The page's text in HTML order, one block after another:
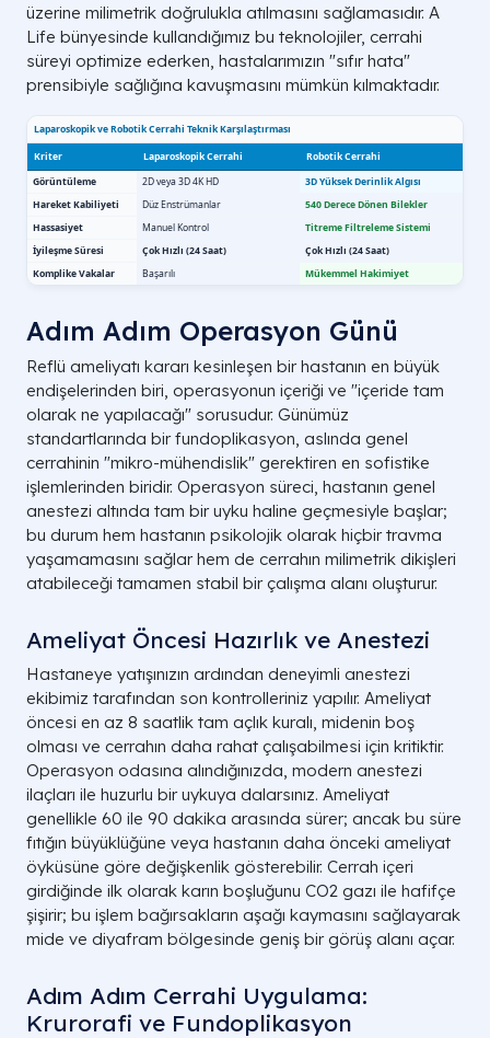
üzerine milimetrik doğrulukla atılmasını sağlamasıdır. A
Life bünyesinde kullandığımız bu teknolojiler, cerrahi
süreyi optimize ederken, hastalarımızın "sıfır hata"
prensibiyle sağlığına kavuşmasını mümkün kılmaktadır.
Adım Adım Operasyon Günü
Reflü ameliyatı kararı kesinleşen bir hastanın en büyük
endişelerinden biri, operasyonun içeriği ve "içeride tam
olarak ne yapılacağı" sorusudur. Günümüz
standartlarında bir fundoplikasyon, aslında genel
cerrahinin "mikro-mühendislik" gerektiren en sofistike
işlemlerinden biridir. Operasyon süreci, hastanın genel
anestezi altında tam bir uyku haline geçmesiyle başlar;
bu durum hem hastanın psikolojik olarak hiçbir travma
yaşamamasını sağlar hem de cerrahın milimetrik dikişleri
atabileceği tamamen stabil bir çalışma alanı oluşturur.
Ameliyat Öncesi Hazırlık ve Anestezi
Hastaneye yatışınızın ardından deneyimli anestezi
ekibimiz tarafından son kontrolleriniz yapılır. Ameliyat
öncesi en az 8 saatlik tam açlık kuralı, midenin boş
olması ve cerrahın daha rahat çalışabilmesi için kritiktir.
Operasyon odasına alındığınızda, modern anestezi
ilaçları ile huzurlu bir uykuya dalarsınız. Ameliyat
genellikle 60 ile 90 dakika arasında sürer; ancak bu süre
fıtığın büyüklüğüne veya hastanın daha önceki ameliyat
öyküsüne göre değişkenlik gösterebilir. Cerrah içeri
girdiğinde ilk olarak karın boşluğunu CO2 gazı ile hafifçe
şişirir; bu işlem bağırsakların aşağı kaymasını sağlayarak
mide ve diyafram bölgesinde geniş bir görüş alanı açar.
Adım Adım Cerrahi Uygulama:
Krurorafi ve Fundoplikasyon